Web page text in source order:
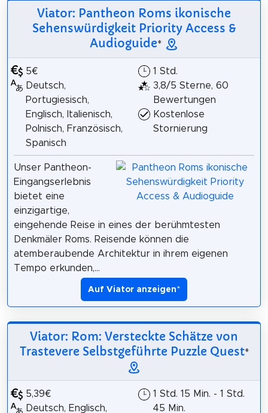
Viator: Pantheon Roms ikonische
Sehenswürdigkeit Priority Access &
Audioguide*
5€
Deutsch,
Portugiesisch,
Englisch, Italienisch,
Polnisch, Französisch,
Spanisch
1 Std.
3,8/5 Sterne, 60
Bewertungen
Kostenlose
Stornierung
Unser Pantheon-
Eingangserlebnis
bietet eine
einzigartige,
eingehende Reise in eines der berühmtesten
Denkmäler Roms. Reisende können die
atemberaubende Architektur in ihrem eigenen
Tempo erkunden,...
Auf Viator anzeigen*
Viator: Rom: Versteckte Schätze von
Trastevere Selbstgeführte Puzzle Quest*
5,39€
Deutsch, Englisch,
1 Std. 15 Min. - 1 Std.
45 Min.